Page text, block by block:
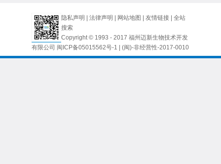
隐私声明 法律声明 网站地图 友情链接
全站
搜索
Copyright © 1993 - 2017 福州迈新生物技术开发
有限公司 闽ICP备05015562号-1 | (闽)-非经营性-2017-0010